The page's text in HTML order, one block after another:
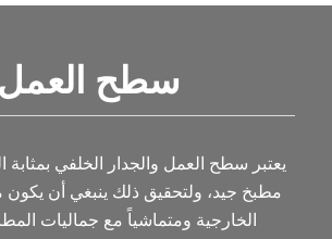
سطح العمل
يعتبر سطح العمل والجدار الخلفي بمثابة
مطبخ جيد، ولتحقيق ذلك ينبغي أن يكون
الخارجية ومتماشياً مع جماليات